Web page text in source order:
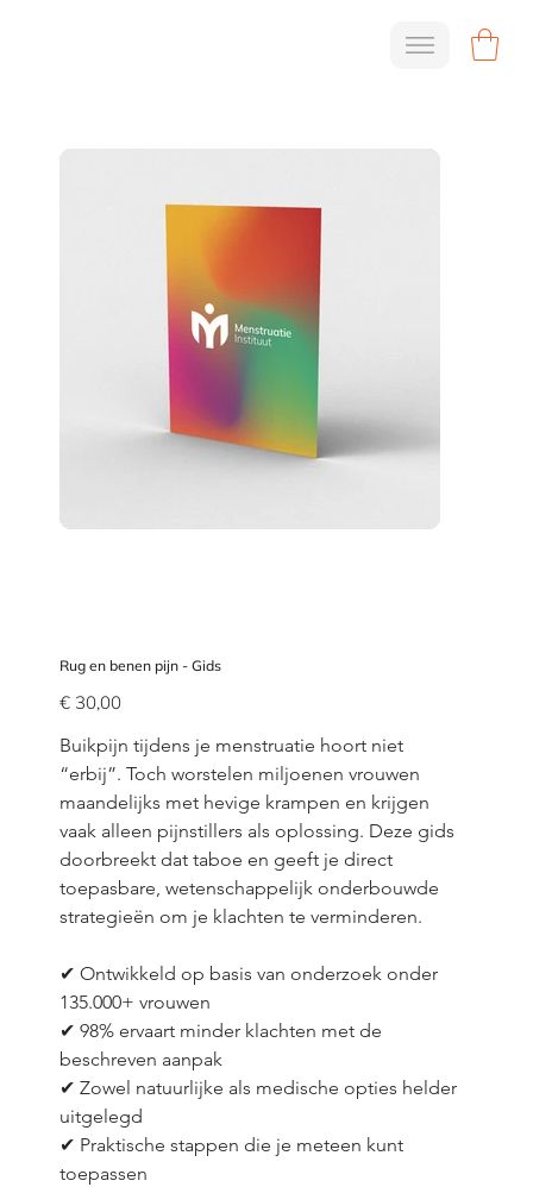
Rug en benen pijn - Gids
Prijs
€ 30,00
Buikpijn tijdens je menstruatie hoort niet
“erbij”. Toch worstelen miljoenen vrouwen
maandelijks met hevige krampen en krijgen
vaak alleen pijnstillers als oplossing. Deze gids
doorbreekt dat taboe en geeft je direct
toepasbare, wetenschappelijk onderbouwde
strategieën om je klachten te verminderen.
✔ Ontwikkeld op basis van onderzoek onder
135.000+ vrouwen
✔ 98% ervaart minder klachten met de
beschreven aanpak
✔ Zowel natuurlijke als medische opties helder
uitgelegd
✔ Praktische stappen die je meteen kunt
toepassen